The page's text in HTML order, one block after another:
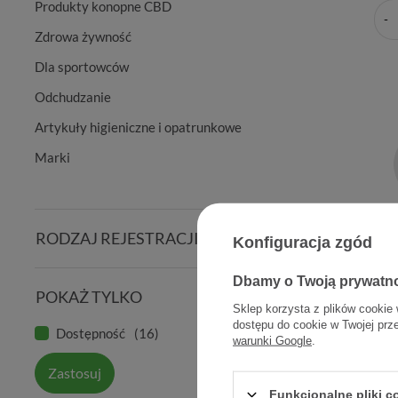
Produkty konopne CBD
Zdrowa żywność
Dla sportowców
Odchudzanie
Artykuły higieniczne i opatrunkowe
Marki
RODZAJ REJESTRACJI
POKAŻ TYLKO
Dostępność 16
Zastosuj
Konfiguracja zgód
Dbamy o Twoją
Sklep korzysta z plików cookie
dostępu do cookie w Twojej
warunki Google
Funkcjonalne pliki